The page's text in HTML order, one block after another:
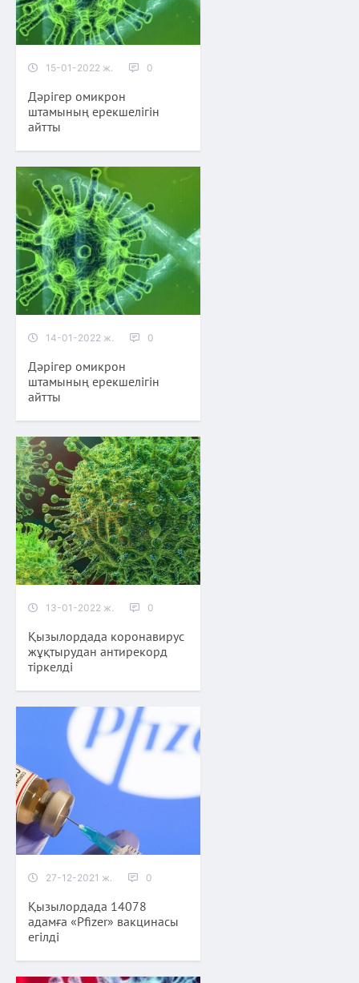
15-01-2022 ж. 0
Дәрігер омикрон
штамының ерекшелігін
айтты
14-01-2022 ж. 0
Дәрігер омикрон
штамының ерекшелігін
айтты
13-01-2022 ж. 0
Қызылордада коронавирус
жұқтырудан антирекорд
тіркелді
27-12-2021 ж. 0
Қызылордада 14078
адамға «Pfizer» вакцинасы
егілді